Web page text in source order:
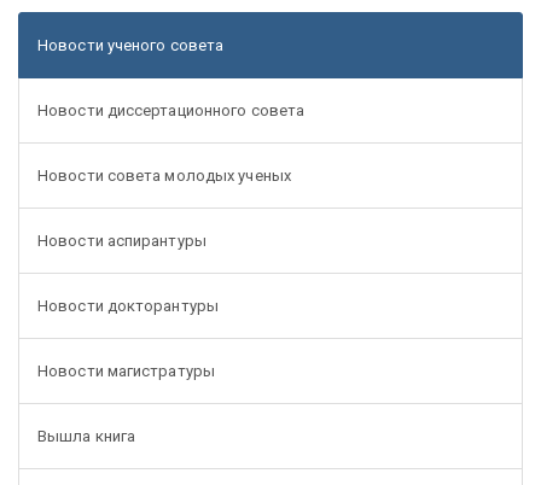
Новости ученого совета
Новости диссертационного совета
Новости совета молодых ученых
Новости аспирантуры
Новости докторантуры
Новости магистратуры
Вышла книга